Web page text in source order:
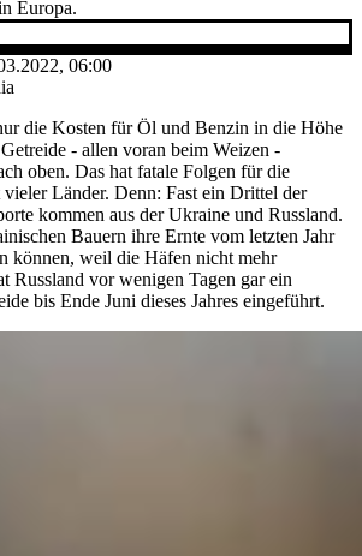
Europa.
06:00
die Kosten für Öl und Benzin in die Höhe
- allen voran beim Weizen -
oben. Das hat fatale Folgen für die
vieler Länder. Denn: Fast ein Drittel der
kommen aus der Ukraine und Russland.
Bauern ihre Ernte vom letzten Jahr
können, weil die Häfen nicht mehr
Russland vor wenigen Tagen gar ein
bis Ende Juni dieses Jahres eingeführt.